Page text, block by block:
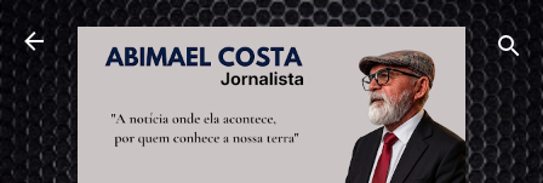
Pular para o conteúdo principal